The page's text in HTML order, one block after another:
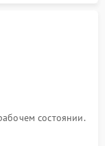
состоянии.